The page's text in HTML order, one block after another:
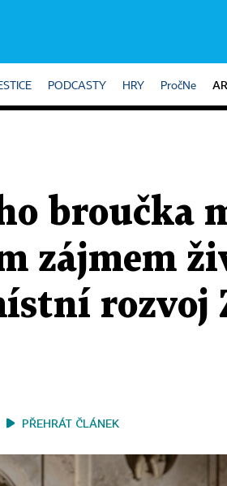
PODCASTY HRY PročNe
broučka
zájmem
rozvoj
PŘEHRÁT ČLÁNEK